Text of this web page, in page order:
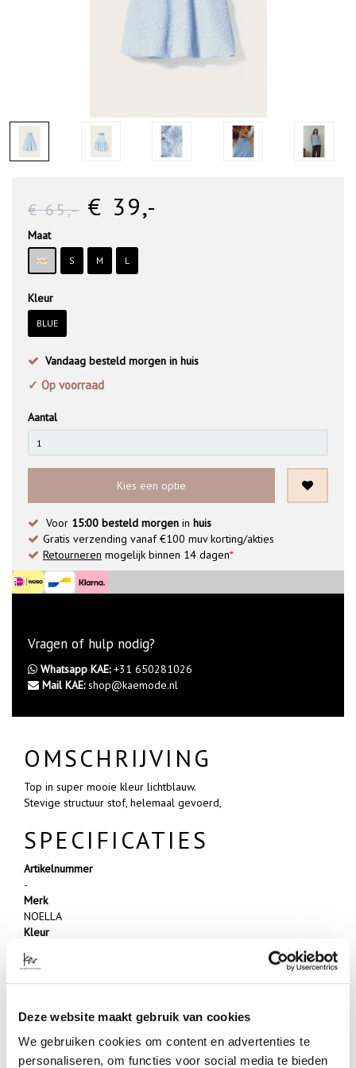
Deze website maakt gebruik van cookies
We gebruiken cookies om content en advertenties te
personaliseren, om functies voor social media te bieden
OMSCHRIJVING
Top in super mooie kleur lichtblauw.
Stevige structuur stof, helemaal gevoerd,
SPECIFICATIES
Artikelnummer
-
Merk
NOELLA
Kleur
Materiaal
5%ELASTANE 95%POLYESTER
- Klanten beoordelen Kae met een 5/5
€ 65,- € 39,-
Maat
XS S M L
Kleur
BLUE
Vandaag besteld morgen in huis
✓ Op voorraad
Aantal
Kies een optie
Voor 15:00 besteld morgen in huis
Gratis verzending vanaf €100 muv korting/akties
Retourneren mogelijk binnen 14 dagen*
Vragen of hulp nodig?
Whatsapp KAE:+31 650281026
Mail KAE:shop@kaemode.nl